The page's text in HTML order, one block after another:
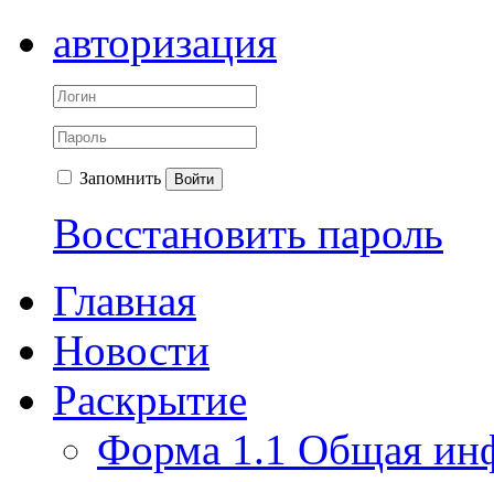
авторизация
Запомнить Войти
Восстановить пароль
Главная
Новости
Раскрытие
Форма 1.1 Общая